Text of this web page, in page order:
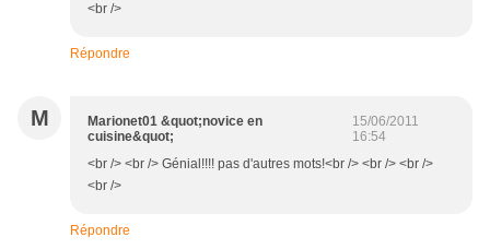
<br />
Répondre
M
Marionet01 &quot;novice en
cuisine&quot;
15/06/2011
16:54
<br /> <br /> Génial!!!! pas d'autres mots!<br /> <br /> <br />
<br />
Répondre